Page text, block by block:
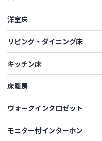
洋室床
リビング・ダイニング床
キッチン床
床暖房
ウォークインクロゼット
モニター付インターホン